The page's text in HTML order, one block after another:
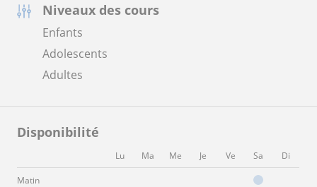
Niveaux des cours
Enfants
Adolescents
Adultes
Disponibilité
Lu Ma Me Je Ve Sa Di
Matin